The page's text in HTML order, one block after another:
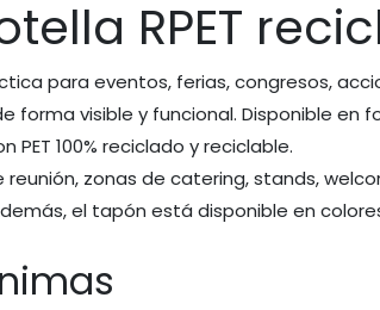
RPET
para eventos, ferias, congresos,
visible y funcional. Disponible en
100% reciclado y reciclable.
zonas de catering, stands,
el tapón está disponible en